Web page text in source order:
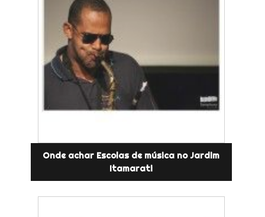
Onde achar Escolas de música no Jardim
Itamarati